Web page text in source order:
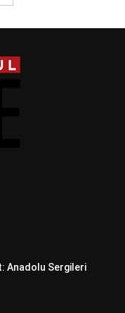
Anadolu Sergileri